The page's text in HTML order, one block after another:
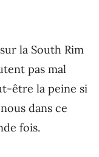
la South Rim
pas mal
être la peine si
dans ce
fois.